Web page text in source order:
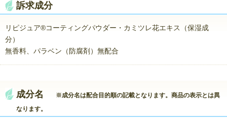
訴求成分
リピジュア®コーティングパウダー・カミツレ花エキス（保湿成
分）
無香料、パラベン（防腐剤）無配合
成分名
※成分名は配合目的順の記載となります。商品の表示とは異
なります。